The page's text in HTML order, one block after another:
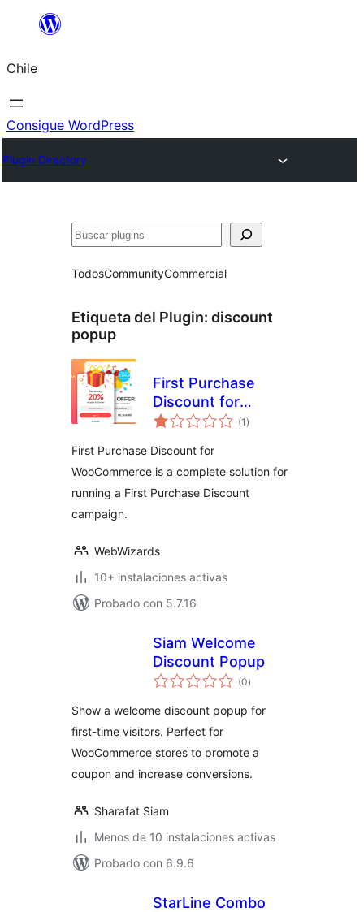
Saltar
contenido
Chile
Consigue WordPress
Plugin Directory
Buscar
TodosCommunityCommercial
Etiqueta del Plugin: discount
popup
First Purchase
Discount for
WooCommerce –
Order Discount
Promotion Solution
(1 evaluación
total
)
First Purchase Discount for
WooCommerce is a complete solution for
running a First Purchase Discount
campaign.
WebWizards
10+ instalaciones activas
Probado con 5.7.16
Siam Welcome
Discount Popup
(0evaluación
total
)
Show a welcome discount popup for
first-time visitors. Perfect for
WooCommerce stores to promote a
coupon and increase conversions.
Sharafat Siam
Menos de 10 instalaciones activas
Probado con 6.9.6
StarLine Combo